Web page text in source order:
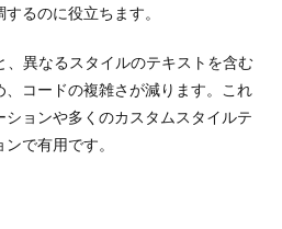
るのに役立ちます。
、異なるスタイルのテキストを含む
コードの複雑さが減ります。これ
ョンや多くのカスタムスタイルテ
で有用です。